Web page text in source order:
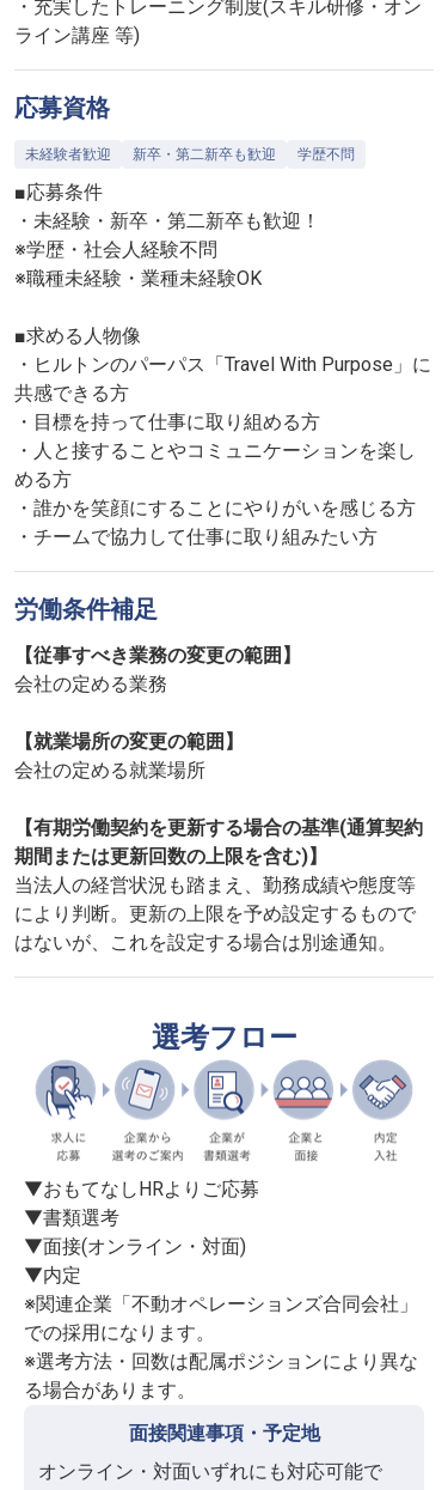
・充実したトレーニング制度(スキル研修・オン
ライン講座 等)
応募資格
未経験者歓迎 新卒・第二新卒も歓迎 学歴不問
■応募条件
・未経験・新卒・第二新卒も歓迎！
※学歴・社会人経験不問
※職種未経験・業種未経験OK
■求める人物像
・ヒルトンのパーパス「Travel With Purpose」に
共感できる方
・目標を持って仕事に取り組める方
・人と接することやコミュニケーションを楽し
める方
・誰かを笑顔にすることにやりがいを感じる方
・チームで協力して仕事に取り組みたい方
労働条件補足
【従事すべき業務の変更の範囲】
会社の定める業務
【就業場所の変更の範囲】
会社の定める就業場所
【有期労働契約を更新する場合の基準(通算契約
期間または更新回数の上限を含む)】
当法人の経営状況も踏まえ、勤務成績や態度等
により判断。更新の上限を予め設定するもので
はないが、これを設定する場合は別途通知。
選考フロー
▼おもてなしHRよりご応募
▼書類選考
▼面接(オンライン・対面)
▼内定
※関連企業「不動オペレーションズ合同会社」
での採用になります。
※選考方法・回数は配属ポジションにより異な
る場合があります。
面接関連事項・予定地
オンライン・対面いずれにも対応可能で